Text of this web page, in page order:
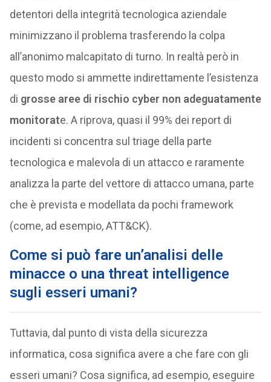
detentori della integrità tecnologica aziendale
minimizzano il problema trasferendo la colpa
all’anonimo malcapitato di turno. In realtà però in
questo modo si ammette indirettamente l’esistenza
di grosse aree di rischio cyber non adeguatamente
monitorate. A riprova, quasi il 99% dei report di
incidenti si concentra sul triage della parte
tecnologica e malevola di un attacco e raramente
analizza la parte del vettore di attacco umana, parte
che è prevista e modellata da pochi framework
(come, ad esempio, ATT&CK).
Come si può fare un’analisi delle
minacce o una threat intelligence
sugli esseri umani?
Tuttavia, dal punto di vista della sicurezza
informatica, cosa significa avere a che fare con gli
esseri umani? Cosa significa, ad esempio, eseguire